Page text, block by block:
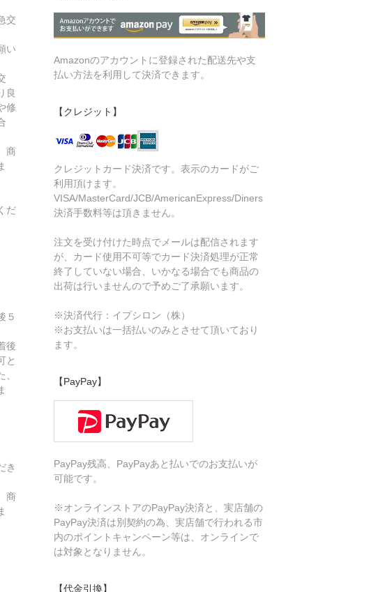
交
い
良
修
商
だ
５
後
と
き
商
Amazonのアカウントに登録された配送先や支
払い方法を利用して決済できます。
【クレジット】
クレジットカード決済です。表示のカードがご
利用頂けます。
VISA/MasterCard/JCB/AmericanExpress/Diners
決済手数料等は頂きません。
注文を受け付けた時点でメールは配信されます
が、カード使用不可等でカード決済処理が正常
終了していない場合、いかなる場合でも商品の
出荷は行いませんので予めご了承願います。
※決済代行：イプシロン（株）
※お支払いは一括払いのみとさせて頂いており
ます。
【PayPay】
PayPay残高、PayPayあと払いでのお支払いが
可能です。
※オンラインストアのPayPay決済と、実店舗の
PayPay決済は別契約の為、実店舗で行われる市
内のポイントキャンペーン等は、オンラインで
は対象となりません。
【代金引換】